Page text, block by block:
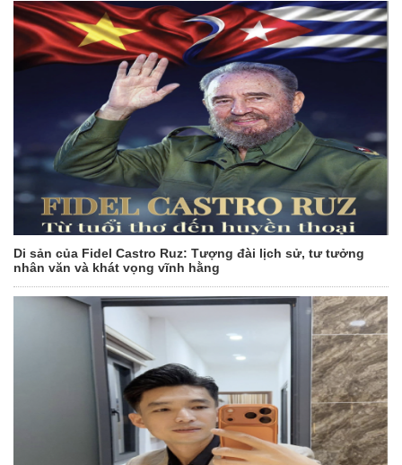
Di sản của Fidel Castro Ruz: Tượng đài lịch sử, tư tưởng
nhân văn và khát vọng vĩnh hằng